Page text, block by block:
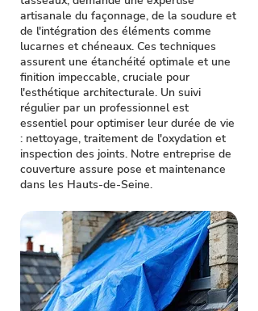
artisanale du façonnage, de la soudure et
de l'intégration des éléments comme
lucarnes et chéneaux. Ces techniques
assurent une étanchéité optimale et une
finition impeccable, cruciale pour
l'esthétique architecturale. Un suivi
régulier par un professionnel est
essentiel pour optimiser leur durée de vie
: nettoyage, traitement de l'oxydation et
inspection des joints. Notre entreprise de
couverture assure pose et maintenance
dans les Hauts-de-Seine.